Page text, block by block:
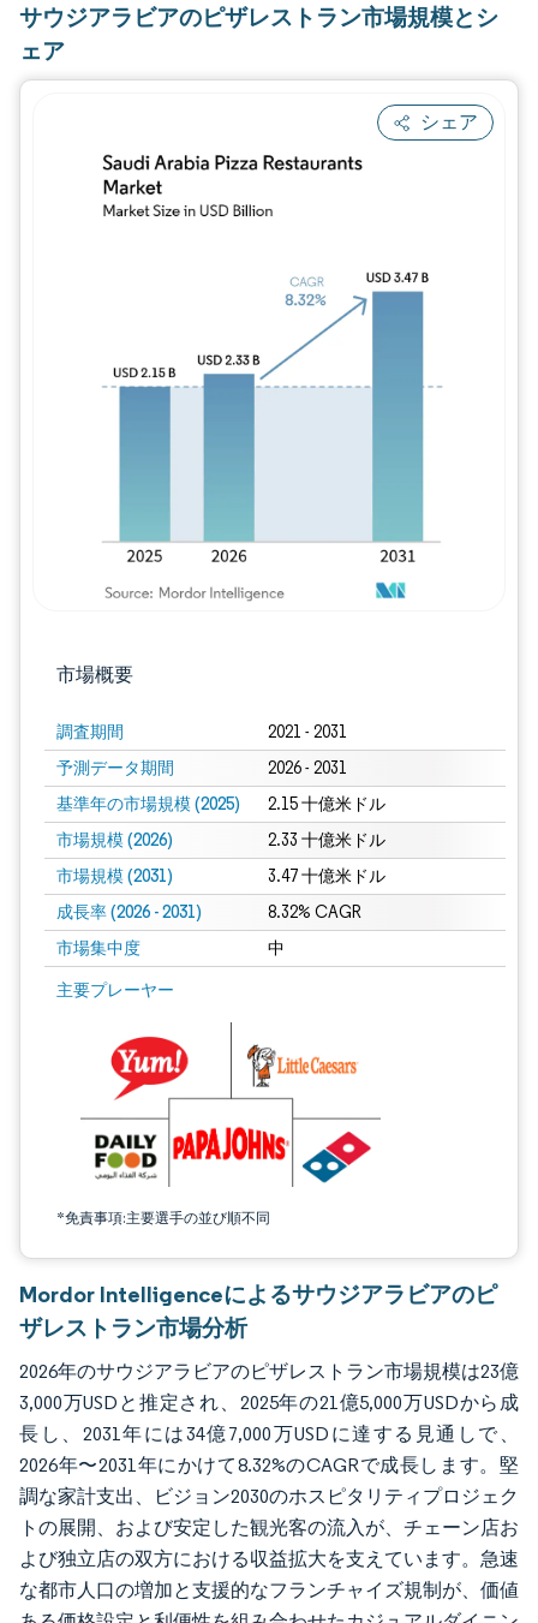
サウジアラビアのピザレストラン市場規模とシ
ェア
シェア
市場概要
調査期間 2021 - 2031
予測データ期間 2026 - 2031
基準年の市場規模 (2025) 2.15 十億米ドル
市場規模 (2026) 2.33 十億米ドル
市場規模 (2031) 3.47 十億米ドル
成長率 (2026 - 2031) 8.32% CAGR
市場集中度 中
主要プレーヤー
*免責事項:主要選手の並び順不同
画像 © Mordor Intelligence。再利用にはCC BY 4.0の表示が必要です。
画像 © Mordor Intelligence。再利用には
Mordor Intelligenceによるサウジアラビアのピ
ザレストラン市場分析
2026年のサウジアラビアのピザレストラン市場規模は23億
3,000万USDと推定され、2025年の21億5,000万USDから成
長し、2031年には34億7,000万USDに達する見通しで、
2026年〜2031年にかけて8.32%のCAGRで成長します。堅
調な家計支出、ビジョン2030のホスピタリティプロジェク
トの展開、および安定した観光客の流入が、チェーン店お
よび独立店の双方における収益拡大を支えています。急速
な都市人口の増加と支援的なフランチャイズ規制が、価値